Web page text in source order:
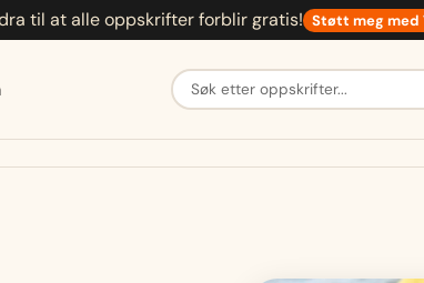
til at alle oppskrifter forblir gratis! Støtt meg med
Søk etter oppskrifter